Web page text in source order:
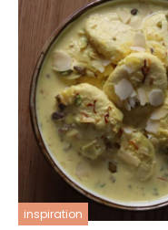
inspiration